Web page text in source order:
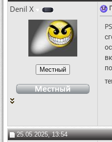
Denil X
25.05.2025, 13:54